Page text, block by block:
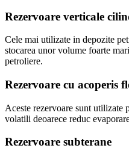
Rezervoare verticale
Cele mai utilizate in depozite
stocarea unor volume foarte
petroliere.
Rezervoare cu acoperis
Aceste rezervoare sunt utilizate
volatili deoarece reduc
Rezervoare subterane